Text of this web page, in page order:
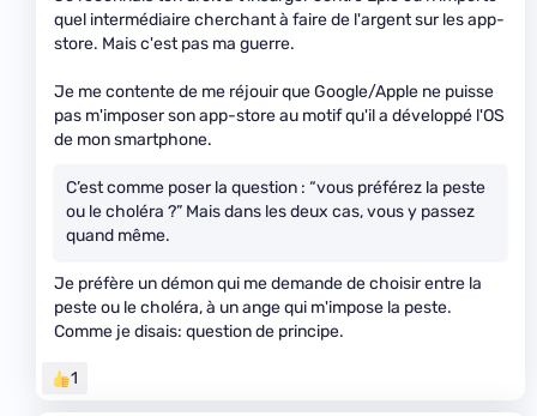
quel intermédiaire cherchant à faire de l'argent sur les app-
store. Mais c'est pas ma guerre.
Je me contente de me réjouir que Google/Apple ne puisse
pas m'imposer son app-store au motif qu'il a développé l'OS
de mon smartphone.
C’est comme poser la question : “vous préférez la peste
ou le choléra ?” Mais dans les deux cas, vous y passez
quand même.
Je préfère un démon qui me demande de choisir entre la
peste ou le choléra, à un ange qui m'impose la peste.
Comme je disais: question de principe.
1